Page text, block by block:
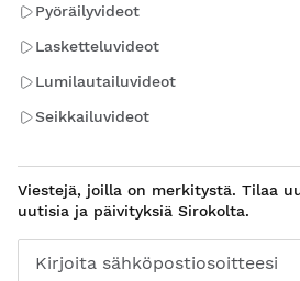
Pyöräilyvideot
Lasketteluvideot
Lumilautailuvideot
Seikkailuvideot
Viestejä, joilla on merkitystä. Tilaa
uutisia ja päivityksiä Sirokolta.
Kirjoita sähköpostiosoitteesi